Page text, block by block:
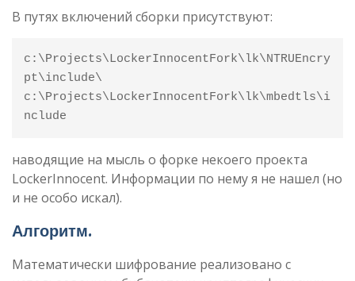
В путях включений сборки присутствуют:
c:\Projects\LockerInnocentFork\lk\NTRUEncry
pt\include\
c:\Projects\LockerInnocentFork\lk\mbedtls\i
nclude
наводящие на мысль о форке некоего проекта
LockerInnocent. Информации по нему я не нашел (но
и не особо искал).
Алгоритм.
Математически шифрование реализовано с